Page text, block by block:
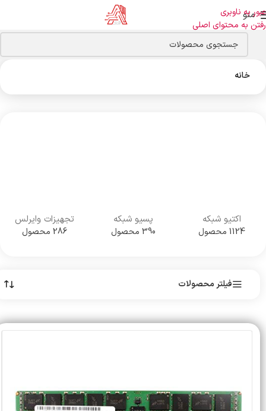
عبور به ناوبری
رفتن به محتوای اصلی
منو
خانه
اکتیو شبکه
1124 محصول
پسیو شبکه
390 محصول
تجهیزات وایرلس
286 محصول
فیلتر محصولات